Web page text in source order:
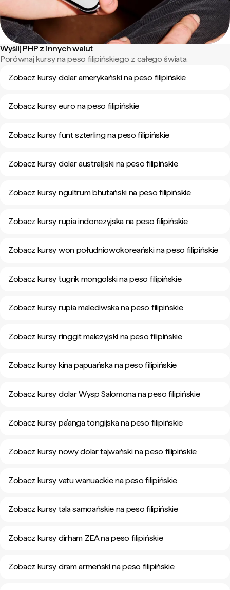
Wyślij PHP z innych walut
Porównaj kursy na peso filipińskiego z całego świata.
Zobacz kursy dolar amerykański na peso filipińskie
Zobacz kursy euro na peso filipińskie
Zobacz kursy funt szterling na peso filipińskie
Zobacz kursy dolar australijski na peso filipińskie
Zobacz kursy ngultrum bhutański na peso filipińskie
Zobacz kursy rupia indonezyjska na peso filipińskie
Zobacz kursy won południowokoreański na peso filipińskie
Zobacz kursy tugrik mongolski na peso filipińskie
Zobacz kursy rupia malediwska na peso filipińskie
Zobacz kursy ringgit malezyjski na peso filipińskie
Zobacz kursy kina papuańska na peso filipińskie
Zobacz kursy dolar Wysp Salomona na peso filipińskie
Zobacz kursy pa’anga tongijska na peso filipińskie
Zobacz kursy nowy dolar tajwański na peso filipińskie
Zobacz kursy vatu wanuackie na peso filipińskie
Zobacz kursy tala samoańskie na peso filipińskie
Zobacz kursy dirham ZEA na peso filipińskie
Zobacz kursy dram armeński na peso filipińskie